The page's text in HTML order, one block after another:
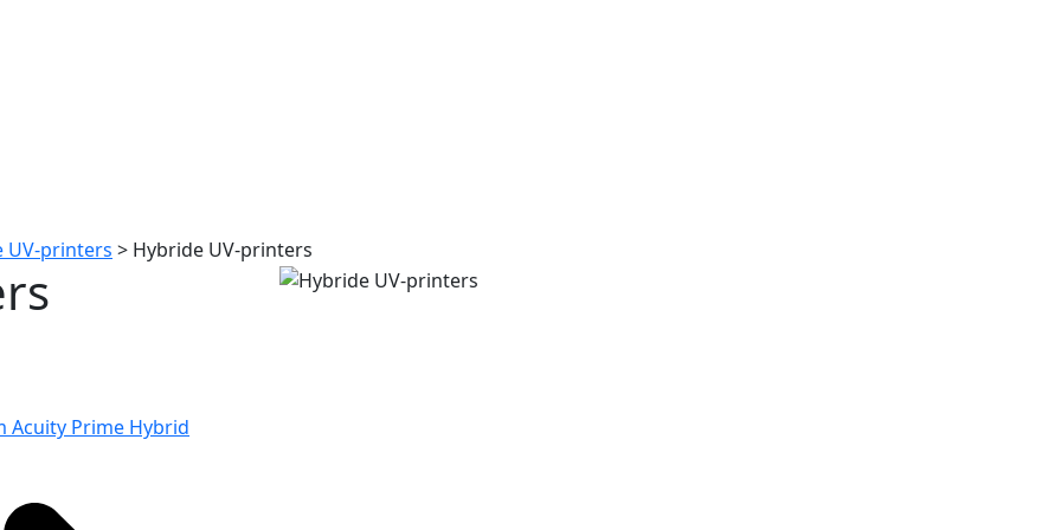
printers > Hybride UV-printers
Acuity Prime Hybrid